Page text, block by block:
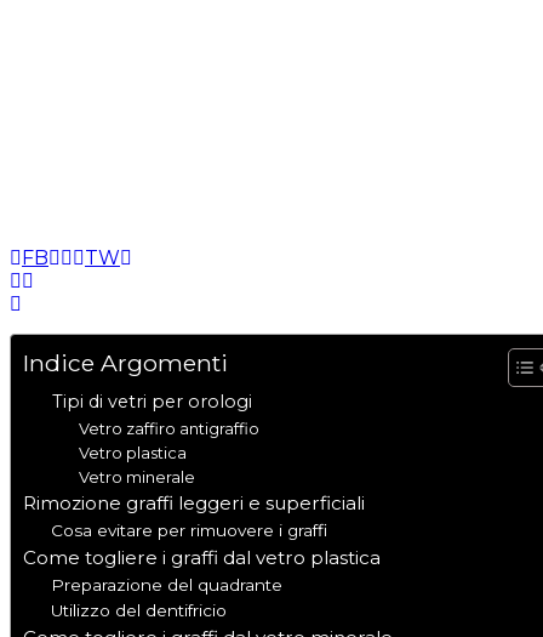
FB TW
Indice Argomenti
Tipi di vetri per orologi
Vetro zaffiro antigraffio
Vetro plastica
Vetro minerale
Rimozione graffi leggeri e superficiali
Cosa evitare per rimuovere i graffi
Come togliere i graffi dal vetro plastica
Preparazione del quadrante
Utilizzo del dentifricio